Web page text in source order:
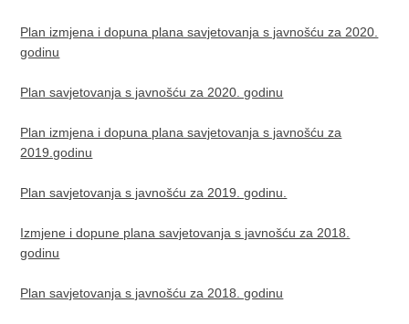
Plan izmjena i dopuna plana savjetovanja s javnošću za 2020.
godinu
Plan savjetovanja s javnošću za 2020. godinu
Plan izmjena i dopuna plana savjetovanja s javnošću za
2019.godinu
Plan savjetovanja s javnošću za 2019. godinu.
Izmjene i dopune plana savjetovanja s javnošću za 2018.
godinu
Plan savjetovanja s javnošću za 2018. godinu